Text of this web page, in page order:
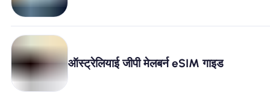
ऑस्ट्रेलियाई जीपी मेलबर्न eSIM गाइड